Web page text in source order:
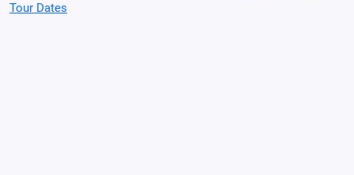
Tour Dates